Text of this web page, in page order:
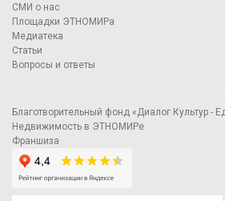
СМИ о нас
Площадки ЭТНОМИРа
Медиатека
Статьи
Вопросы и ответы
Благотворительный фонд «Диалог Культур -
Недвижимость в ЭТНОМИРе
Франшиза